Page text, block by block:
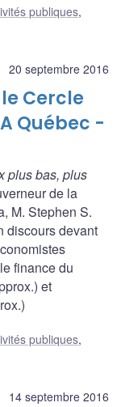
publiques,
20 septembre 2016
Cercle
Québec -
plus bas, plus
de la
M. Stephen S.
discours devant
finance du
et
publiques,
14 septembre 2016